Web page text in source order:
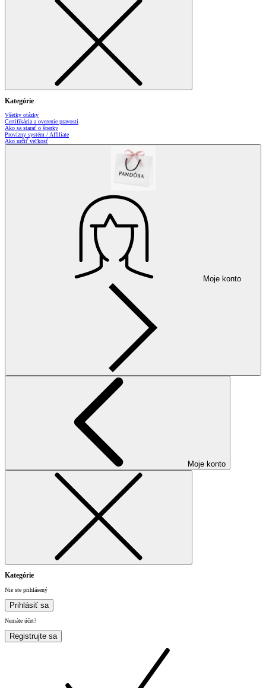
Kategórie
Všetky otázky
Certifikácia a overenie pravosti
Ako sa starať o šperky
Provízny systém / Affiliate
Ako určiť veľkosť
Moje konto
Moje konto
Kategórie
Nie ste prihlásený
Prihlásiť sa
Nemáte účet?
Registrujte sa